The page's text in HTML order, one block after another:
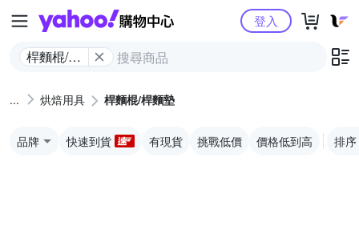
Yahoo購物中心
桿麵棍/桿
登入
烘焙用具 桿麵棍/桿麵墊
品牌 快速到貨 有現貨 挑戰低價 價格低到高 排序